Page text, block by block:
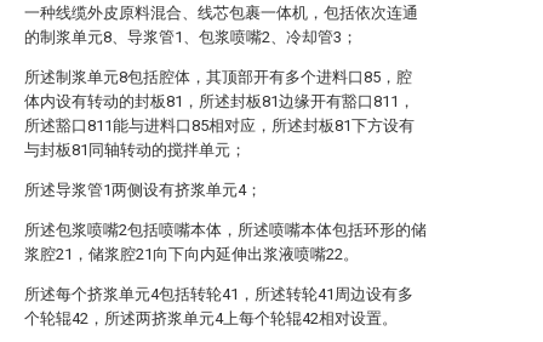
一种线缆外皮原料混合、线芯包裹一体机，包括依次连通
的制浆单元8、导浆管1、包浆喷嘴2、冷却管3；
所述制浆单元8包括腔体，其顶部开有多个进料口85，腔
体内设有转动的封板81，所述封板81边缘开有豁口811，
所述豁口811能与进料口85相对应，所述封板81下方设有
与封板81同轴转动的搅拌单元；
所述导浆管1两侧设有挤浆单元4；
所述包浆喷嘴2包括喷嘴本体，所述喷嘴本体包括环形的储
浆腔21，储浆腔21向下向内延伸出浆液喷嘴22。
所述每个挤浆单元4包括转轮41，所述转轮41周边设有多
个轮辊42，所述两挤浆单元4上每个轮辊42相对设置。